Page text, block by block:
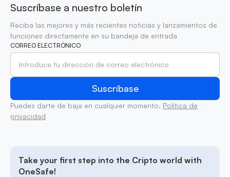
Suscríbase a nuestro boletín
Reciba las mejores y más recientes noticias y lanzamientos de
funciones directamente en su bandeja de entrada
CORREO ELECTRÓNICO
Puedes darte de baja en cualquier momento. Política de
privacidad
Take your first step into the Cripto world with
OneSafe!